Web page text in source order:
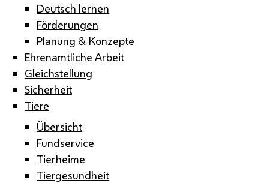
Deutsch lernen
Förderungen
Planung & Konzepte
Ehrenamtliche Arbeit
Gleichstellung
Sicherheit
Tiere
Übersicht
Fundservice
Tierheime
Tiergesundheit